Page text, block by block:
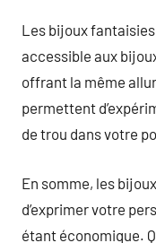
Les bijoux
accessible aux
offrant la même
permettent
de trou dans votre
En somme, les
d’exprimer votre
étant économique.